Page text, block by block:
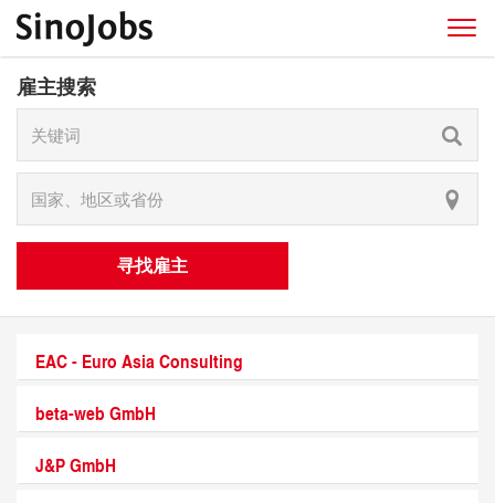
雇主搜索
寻找雇主
EAC - Euro Asia Consulting
beta-web GmbH
J&P GmbH